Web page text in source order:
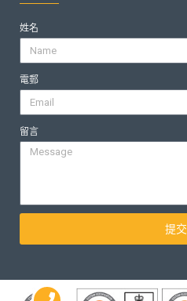
姓名
電郵
留言
提交